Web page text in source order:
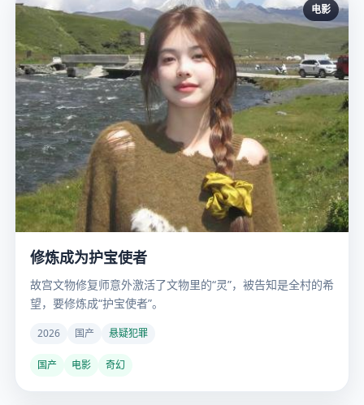
电影
修炼成为护宝使者
故宫文物修复师意外激活了文物里的“灵”，被告知是全村的希
望，要修炼成“护宝使者”。
2026 国产 悬疑犯罪
国产 电影 奇幻